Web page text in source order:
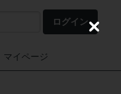
ログイン
マイページ
C
e